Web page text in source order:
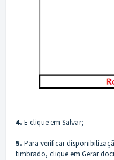
4. E clique em Salvar;
5. Para verificar
timbrado, clique em Gerar